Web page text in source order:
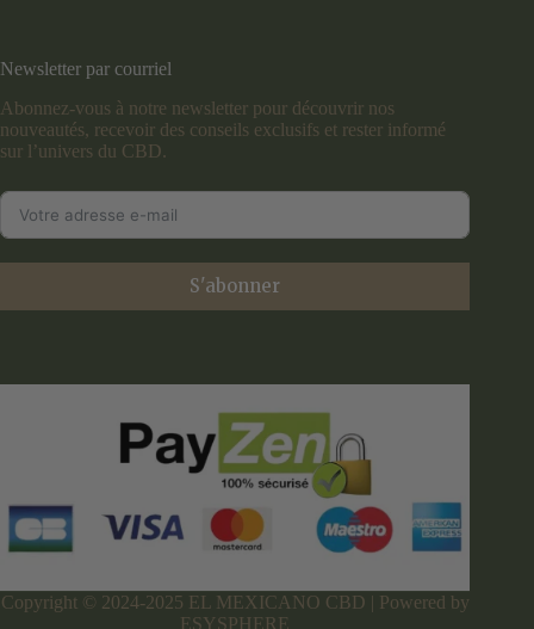
Newsletter par courriel
Abonnez-vous à notre newsletter pour découvrir nos
nouveautés, recevoir des conseils exclusifs et rester informé
sur l’univers du CBD.
S'abonner
Copyright © 2024-2025 EL MEXICANO CBD | Powered by
ESYSPHERE